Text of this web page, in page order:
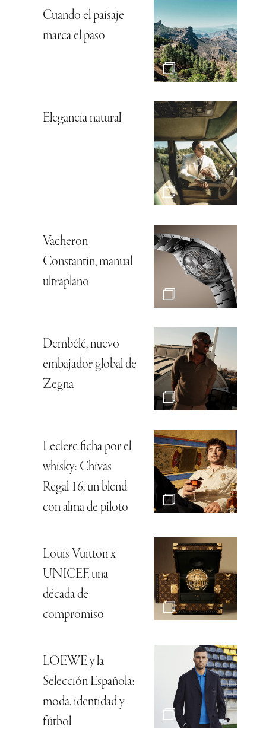
Cuando el paisaje
marca el paso
Elegancia natural
Vacheron
Constantin, manual
ultraplano
Dembélé, nuevo
embajador global de
Zegna
Leclerc ficha por el
whisky: Chivas
Regal 16, un blend
con alma de piloto
Louis Vuitton x
UNICEF, una
década de
compromiso
LOEWE y la
Selección Española:
moda, identidad y
fútbol